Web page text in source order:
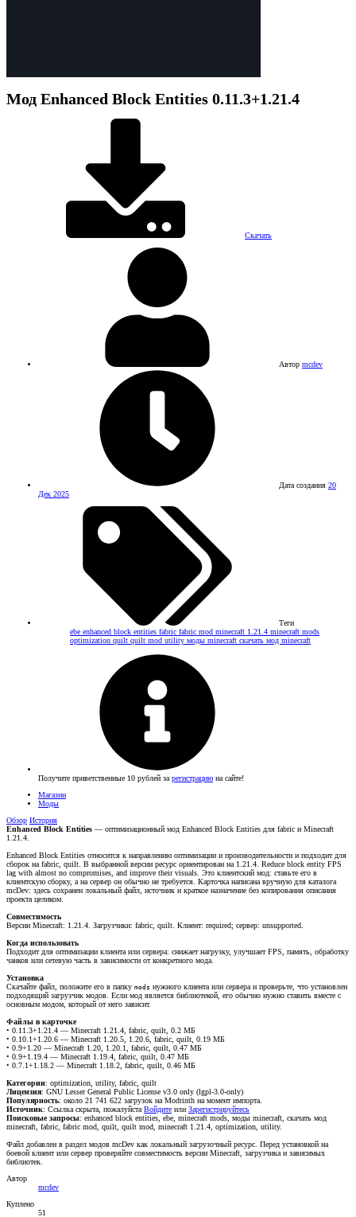
Мод Enhanced Block Entities 0.11.3+1.21.4
Скачать
Автор mcdev
Дата создания 20
Дек 2025
Теги
ebe enhanced block entities fabric fabric mod minecraft 1.21.4 minecraft mods
optimization quilt quilt mod utility моды minecraft скачать мод minecraft
Получите приветственные 10 рублей за регистрацию на сайте!
Магазин
Моды
Обзор История
Enhanced Block Entities — оптимизационный мод Enhanced Block Entities для fabric и Minecraft
1.21.4.
Enhanced Block Entities относится к направлению оптимизации и производительности и подходит для
сборок на fabric, quilt. В выбранной версии ресурс ориентирован на 1.21.4. Reduce block entity FPS
lag with almost no compromises, and improve their visuals. Это клиентский мод: ставьте его в
клиентскую сборку, а на сервер он обычно не требуется. Карточка написана вручную для каталога
mcDev: здесь сохранен локальный файл, источник и краткое назначение без копирования описания
проекта целиком.
Совместимость
Версии Minecraft: 1.21.4. Загрузчики: fabric, quilt. Клиент: required; сервер: unsupported.
Когда использовать
Подходит для оптимизации клиента или сервера: снижает нагрузку, улучшает FPS, память, обработку
чанков или сетевую часть в зависимости от конкретного мода.
Установка
Скачайте файл, положите его в папку mods нужного клиента или сервера и проверьте, что установлен
подходящий загрузчик модов. Если мод является библиотекой, его обычно нужно ставить вместе с
основным модом, который от него зависит.
Файлы в карточке
• 0.11.3+1.21.4 — Minecraft 1.21.4, fabric, quilt, 0.2 МБ
• 0.10.1+1.20.6 — Minecraft 1.20.5, 1.20.6, fabric, quilt, 0.19 МБ
• 0.9+1.20 — Minecraft 1.20, 1.20.1, fabric, quilt, 0.47 МБ
• 0.9+1.19.4 — Minecraft 1.19.4, fabric, quilt, 0.47 МБ
• 0.7.1+1.18.2 — Minecraft 1.18.2, fabric, quilt, 0.46 МБ
Категории: optimization, utility, fabric, quilt
Лицензия: GNU Lesser General Public License v3.0 only (lgpl-3.0-only)
Популярность: около 21 741 622 загрузок на Modrinth на момент импорта.
Источник: Ссылка скрыта, пожалуйста Войдите или Зарегистрируйтесь
Поисковые запросы: enhanced block entities, ebe, minecraft mods, моды minecraft, скачать мод
minecraft, fabric, fabric mod, quilt, quilt mod, minecraft 1.21.4, optimization, utility.
Файл добавлен в раздел модов mcDev как локальный загрузочный ресурс. Перед установкой на
боевой клиент или сервер проверяйте совместимость версии Minecraft, загрузчика и зависимых
библиотек.
Автор
mcdev
Куплено
51